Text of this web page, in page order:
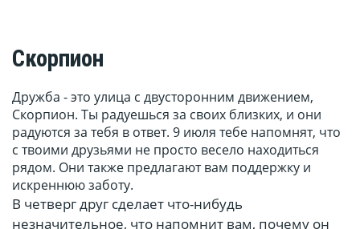
Скорпион
Дружба - это улица с двусторонним движением,
Скорпион. Ты радуешься за своих близких, и они
радуются за тебя в ответ. 9 июля тебе напомнят, что
с твоими друзьями не просто весело находиться
рядом. Они также предлагают вам поддержку и
искреннюю заботу.
В четверг друг сделает что-нибудь
незначительное, что напомнит вам, почему он